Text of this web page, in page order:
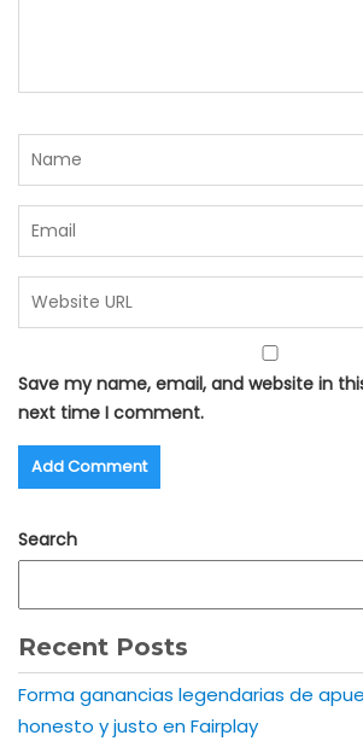
Save my name, email, and website in
next time I comment.
Search
Recent Posts
Forma ganancias legendarias de
honesto y justo en Fairplay